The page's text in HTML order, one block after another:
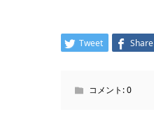
Tweet Share
コメント:0